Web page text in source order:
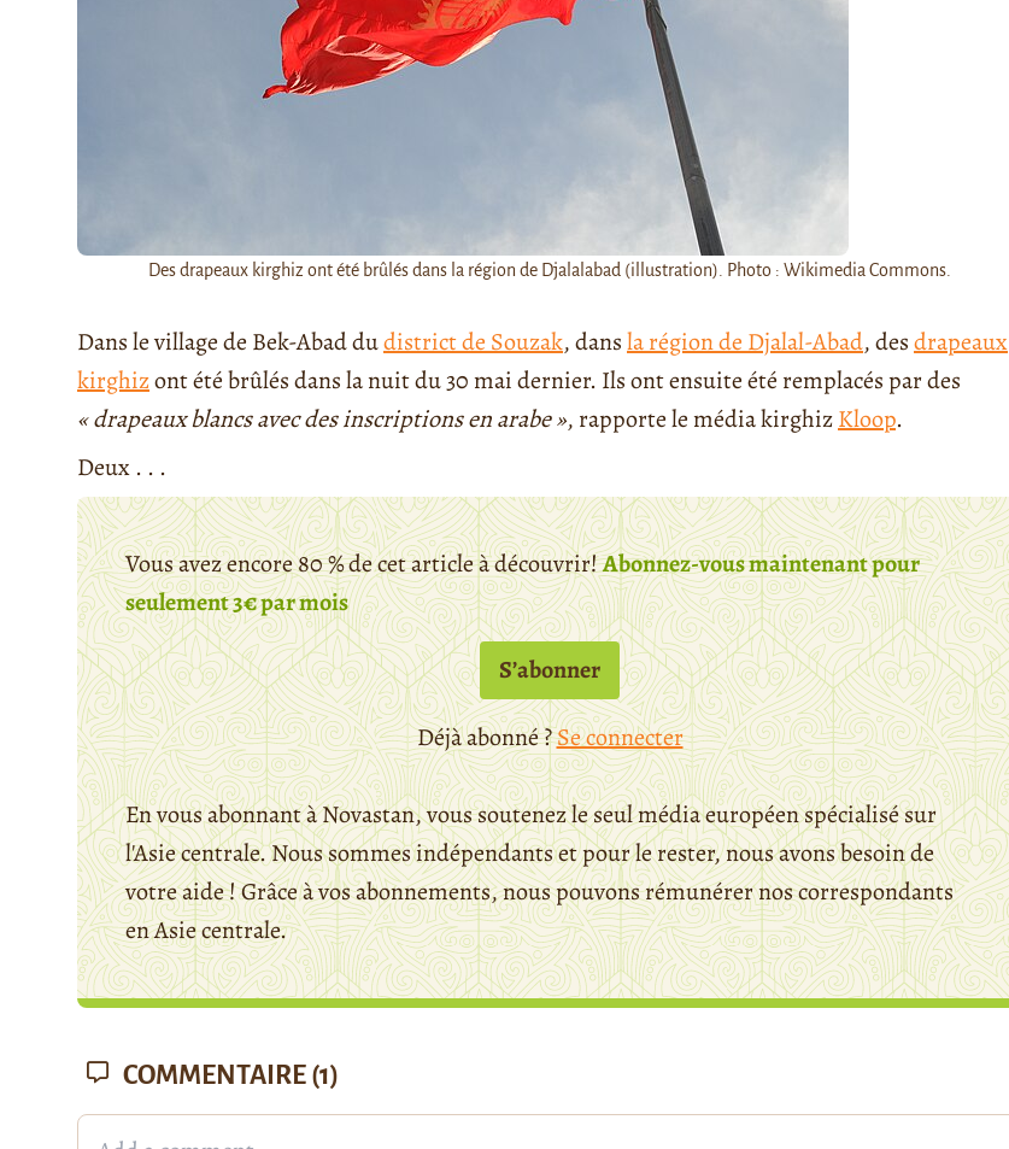
Des drapeaux kirghiz ont été brûlés dans la région de Djalalabad (illustration). Photo : Wikimedia Commons.
Dans le village de Bek-Abad dudistrict de Souzak, dansla région de Djalal-Abad, desdrapeaux
kirghizont été brûlés dans la nuit du 30 mai dernier. Ils ont ensuite été remplacés par des
« drapeaux blancs avec des inscriptions en arabe », rapporte le média kirghizKloop.
Deux . . .
Vous avez encore 80 % de cet article à découvrir!Abonnez-vous maintenant pour
seulement 3€ par mois
S’abonner
Déjà abonné ?Se connecter
En vous abonnant à Novastan, vous soutenez le seul média européen spécialisé sur
l'Asie centrale. Nous sommes indépendants et pour le rester, nous avons besoin de
votre aide ! Grâce à vos abonnements, nous pouvons rémunérer nos correspondants
en Asie centrale.
COMMENTAIRE (1)